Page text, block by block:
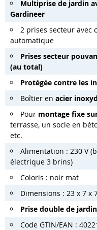
Multiprise de jardin
Gardineer
2 prises secteur avec
automatique
Prises secteur
(au total)
Protégée contre les
Boîtier en acier
Pour montage fixe
terrasse, un socle en
etc.
Alimentation : 230 V
électrique 3 brins)
Coloris : noir mat
Dimensions : 23 x 7 x
Prise double de
Code GTIN/EAN :